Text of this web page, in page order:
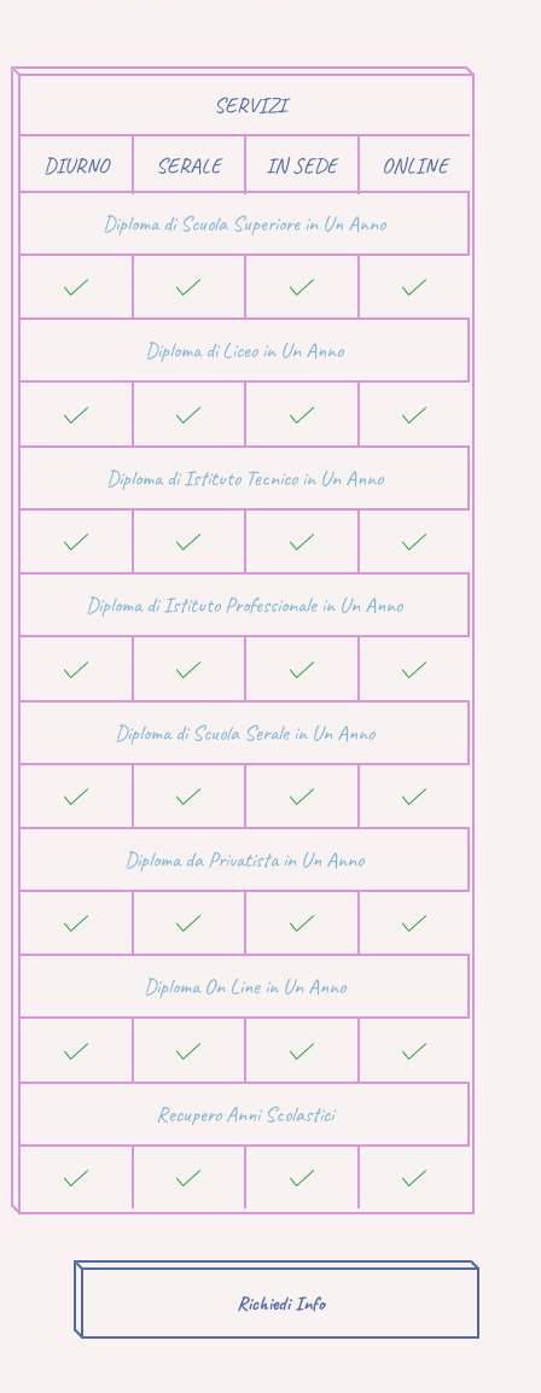
SERVIZI
DIURNO SERALE IN SEDE ONLINE
Diploma di Scuola Superiore in Un Anno
Diploma di Liceo in Un Anno
Diploma di Istituto Tecnico in Un Anno
Diploma di Istituto Professionale in Un Anno
Diploma di Scuola Serale in Un Anno
Diploma da Privatista in Un Anno
Diploma On Line in Un Anno
Recupero Anni Scolastici
Richiedi Info